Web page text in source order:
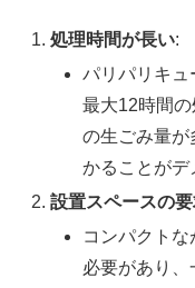
処理時間が長い:
パリパリキュ
最大12時間
の生ごみ量
かることがデ
設置スペースの
コンパクト
必要があり、